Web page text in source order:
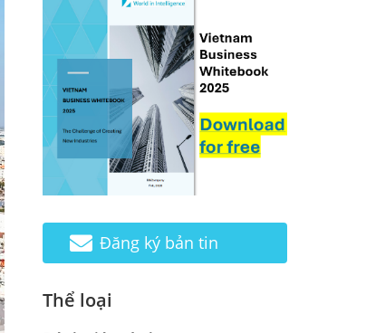
Đăng ký bản tin
Thể loại